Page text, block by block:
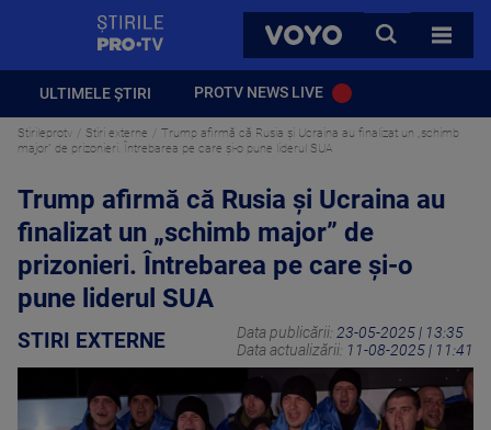
VOYO
CAUTA
TOATE
ULTIMELE ȘTIRI PROTV NEWS LIVE
Stirileprotv Stiri externe
Trump afirmă că Rusia și Ucraina au finalizat un „schimb
major” de prizonieri. Întrebarea pe care și-o pune liderul SUA
Trump afirmă că Rusia și Ucraina au
finalizat un „schimb major” de
prizonieri. Întrebarea pe care și-o
pune liderul SUA
STIRI EXTERNE Data publicării: 23-05-2025 | 13:35
Data actualizării: 11-08-2025 | 11:41